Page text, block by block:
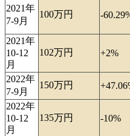
2021年
7-9月
100万円 -
2021年
10-12
月
102万円 +2%
2022年
7-9月
150万円
2022年
10-12
月
135万円 -10%